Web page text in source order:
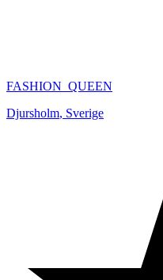
FASHION_QUEEN
Djursholm, Sverige